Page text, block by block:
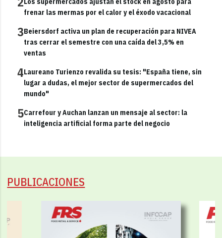
frenar las mermas por el calor y el éxodo vacacional
3Beiersdorf activa un plan de recuperación para NIVEA
tras cerrar el semestre con una caída del 3,5% en
ventas
4Laureano Turienzo revalida su tesis: "España tiene, sin
lugar a dudas, el mejor sector de supermercados del
mundo"
5Carrefour y Auchan lanzan un mensaje al sector: la
inteligencia artificial forma parte del negocio
PUBLICACIONES